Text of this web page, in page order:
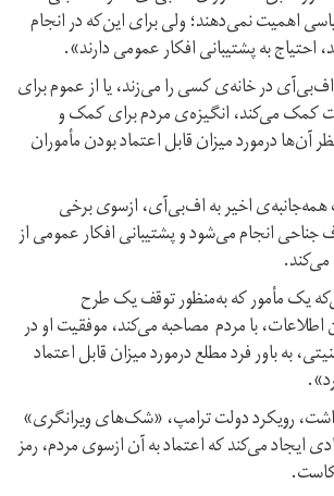
اهمیت نمی‌دهند؛ ولی برای این‌که در انجام
به پشتیبانی افکار عمومی دارند».
در خانه‌ی کسی را می‌زند، یا از عموم برای
می‌کند، انگیزه‌ی مردم برای کمک و
آن‌‌ها درمورد میزان قابل اعتماد بودن مأموران
اخیر به اف‌بی‌آی، ازسوی برخی
جناحی انجام می‌شود و پشتیبانی افکار عمومی از
می‌کند.
یک مأمور که به‌منظور توقف یک طرح
اطلاعات، با مردم مصاحبه می‌کند، موفقیت او در
به باور فرد مطلع درمورد میزان قابل اعتماد
رویکرد دولت ترامپ، «شک‌های ویرانگری»
ایجاد می‌کند که اعتماد به آن ازسوی مردم، رمز